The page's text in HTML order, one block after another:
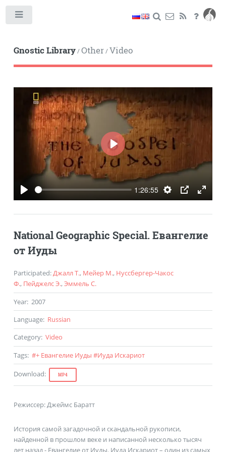
Gnostic Library/Other/Video
PLAY
1:26:55
SETTINGS
PIP
PLAY
National Geographic Special. Евангелие
от Иуды
Participated:Джалл Т., Мейер М., Нуссбергер-Чакос
Ф., Пейджелс Э., Эммель С.
Year: 2007
Language: Russian
Category: Video
Tags: #+ Евангелие Иуды #Иуда Искариот
Download: MP4
Режиссер: Джеймс Баратт
История самой загадочной и скандальной рукописи,
найденной в прошлом веке и написанной несколько тысяч
лет назад - Евангелие от Иуды. Иуда Искариот – один из самых